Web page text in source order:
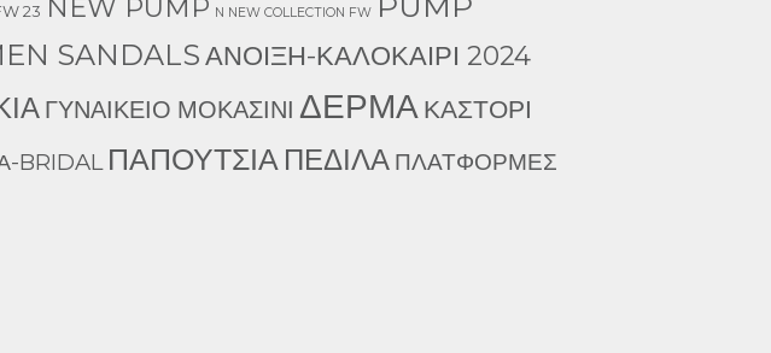
23 NEW PUMP N NEW COLLECTION FW
SANDALSΑΝΟΙΞΗ-ΚΑΛΟΚΑΙΡΙ 2024
ΓΥΝΑΙΚΕΙΟ ΜΟΚΑΣΙΝΙ ΔΕΡΜΑ ΚΑΣΤΟΡΙ
BRIDAL ΠΑΠΟΥΤΣΙΑ ΠΕΔΙΛΑ ΠΛΑΤΦΟΡΜΕΣ